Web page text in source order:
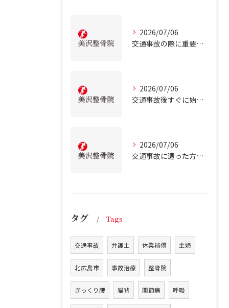
2026/07/06
交通事故の際に重要な事故治療北海道北広島市での最適な通院先の選び方
2026/07/06
交通事故後すぐに始める事故治療北海道北広島市での正しい行動とは
2026/07/06
交通事故に遭った方のための北海道北広島市での事故治療と安心サポートガイド
タグ Tags
交通事故 弁護士 休業補償 主婦
北広島市 事故治療 整骨院
ぎっくり腰 猫背 関節痛 呼吸